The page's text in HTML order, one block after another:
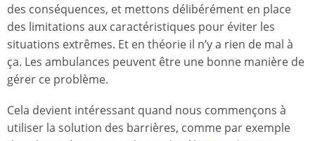
des conséquences, et mettons délibérément en place
des limitations aux caractéristiques pour éviter les
situations extrêmes. Et en théorie il n’y a rien de mal à
ça. Les ambulances peuvent être une bonne manière de
gérer ce problème.
Cela devient intéressant quand nous commençons à
utiliser la solution des barrières, comme par exemple